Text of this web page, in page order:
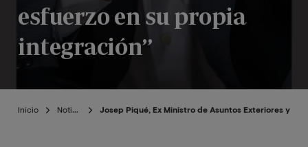
esfuerzo en su propia
integración”
Inicio Noticias Josep Piqué, Ex Ministro de Asuntos Exteriores y